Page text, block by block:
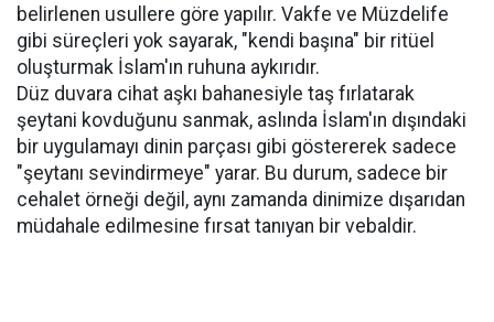
belirlenen usullere göre yapılır. Vakfe ve Müzdelife
gibi süreçleri yok sayarak, "kendi başına" bir ritüel
oluşturmak İslam'ın ruhuna aykırıdır.
​Düz duvara cihat aşkı bahanesiyle taş fırlatarak
şeytani kovduğunu sanmak, aslında İslam'ın dışındaki
bir uygulamayı dinin parçası gibi göstererek sadece
"şeytanı sevindirmeye" yarar. Bu durum, sadece bir
cehalet örneği değil, aynı zamanda dinimize dışarıdan
müdahale edilmesine fırsat tanıyan bir vebaldir.